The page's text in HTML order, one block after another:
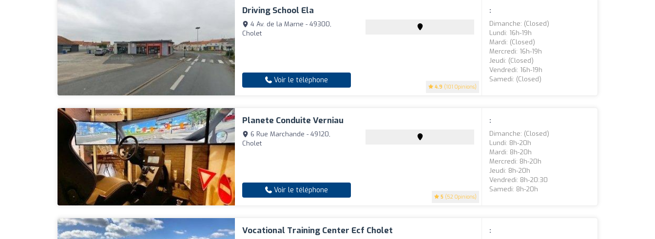
Driving School Ela
4.9 (101 Opinions)
4 Av. de la Marne - 49300,
Cholet
Voir le téléphone
:
Dimanche: (closed)
Lundi: 16h-19h
Mardi: (closed)
Mercredi: 16h-19h
Jeudi: (closed)
Vendredi: 16h-19h
Samedi: (closed)
Planete Conduite Verniau
5 (52 Opinions)
6 Rue Marchande - 49120,
Cholet
Voir le téléphone
:
Dimanche: (closed)
Lundi: 8h-20h
Mardi: 8h-20h
Mercredi: 8h-20h
Jeudi: 8h-20h
Vendredi: 8h-20:30
Samedi: 8h-20h
Vocational Training Center Ecf Cholet
: